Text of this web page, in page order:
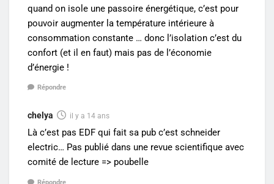
quand on isole une passoire énergétique, c’est pour
pouvoir augmenter la température intérieure à
consommation constante … donc l’isolation c’est du
confort (et il en faut) mais pas de l’économie
d’énergie !
Répondre
chelya il y a 14 ans
Là c’est pas EDF qui fait sa pub c’est schneider
electric… Pas publié dans une revue scientifique avec
comité de lecture => poubelle
Répondre